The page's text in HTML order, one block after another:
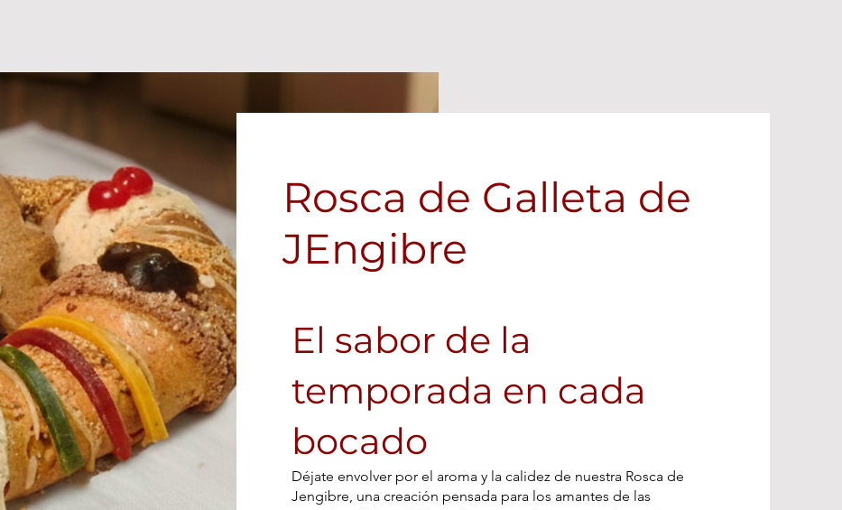
Rosca de Galleta de
JEngibre
El sabor de la
temporada en cada
bocado
Déjate envolver por el aroma y la calidez de nuestra Rosca de
Jengibre, una creación pensada para los amantes de las